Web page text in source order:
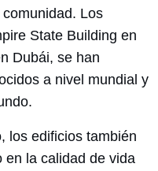
Los
State Building en
Dubái, se han
a nivel mundial y
los edificios también
en la calidad de vida